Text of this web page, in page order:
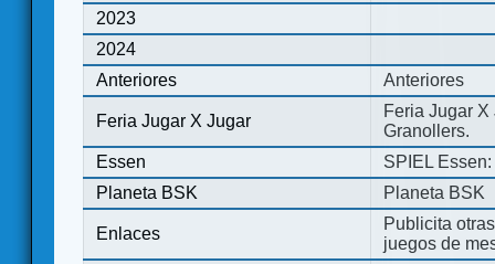
2023
2024
Anteriores
Anteriores
Feria Jugar X Jugar
Feria Jugar
Granollers.
Essen
SPIEL
Planeta BSK
Planeta BSK
Enlaces
Publicita
juegos de